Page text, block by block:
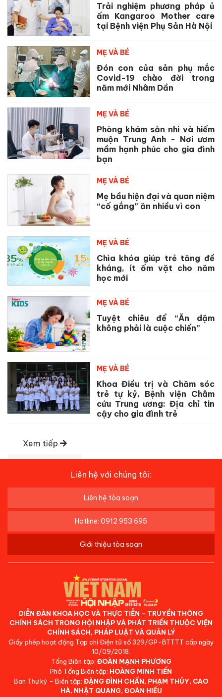
Trải nghiệm phương pháp ủ
ấm Kangaroo Mother care
tại Bệnh viện Phụ Sản Hà Nội
MẸ VÀ BÉ
Đón con của sản phụ mắc
Covid-19 chào đời trong
năm mới Nhâm Dần
MẸ VÀ BÉ
Phòng khám sản nhi và hiếm
muộn Trung Anh - Nơi ươm
mầm hạnh phúc cho gia đình
bạn
MẸ VÀ BÉ
Mẹ bầu hiện đại và quan niệm
“cố gắng” ăn nhiều vì con
MẸ VÀ BÉ
Chìa khóa giúp trẻ tăng đề
kháng, ít ốm vặt cho năm
học mới
MẸ VÀ BÉ
Tuyệt chiêu để “Ăn dặm
không phải là cuộc chiến”
MẸ VÀ BÉ
Khoa Điều trị và Chăm sóc
trẻ tự kỷ, Bệnh viện Châm
cứu Trung ương: Địa chỉ tin
cậy cho gia đình trẻ
Xem tiếp
Liên hệ với chúng tôi:
Liên hệ tòa soạn
Hotline: 0912 953 695
Giới thiệu tòa soạn
DIỄN ĐÀN KHOA HỌC VÀ THỰC TIỄN - TRUYỀN THÔNG
CHÍNH SÁCH TRONG HỘI NHẬP VÀ PHÁT TRIỂN THUỘC VIỆN
CHÍNH SÁCH, PHÁP LUẬT VÀ QUẢN LÝ
Giấy phép hoạt động Tạp chí Điện tử số 329/GP-BTTTT cấp ngày
10/09/2018.
Tổng Biên tập: ĐOÀN MẠNH PHƯƠNG
Phó Tổng Biên tập: HOÀNG MINH TIẾN
Ban Thư ký - Biên tập: ĐẶNG ĐÌNH CHẤN, PHẠM THỦY, CAO
HÀ, NHẬT QUANG, ĐOÀN HIẾU